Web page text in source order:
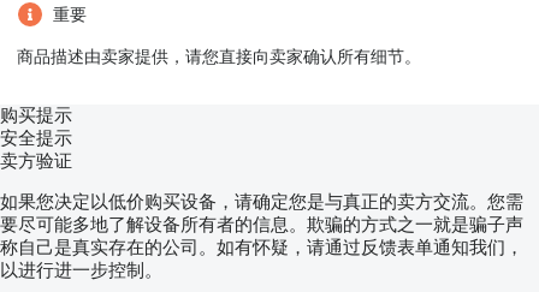
重要
商品描述由卖家提供，请您直接向卖家确认所有细节。
购买提示
安全提示
卖方验证
如果您决定以低价购买设备，请确定您是与真正的卖方交流。您需
要尽可能多地了解设备所有者的信息。欺骗的方式之一就是骗子声
称自己是真实存在的公司。如有怀疑，请通过反馈表单通知我们，
以进行进一步控制。